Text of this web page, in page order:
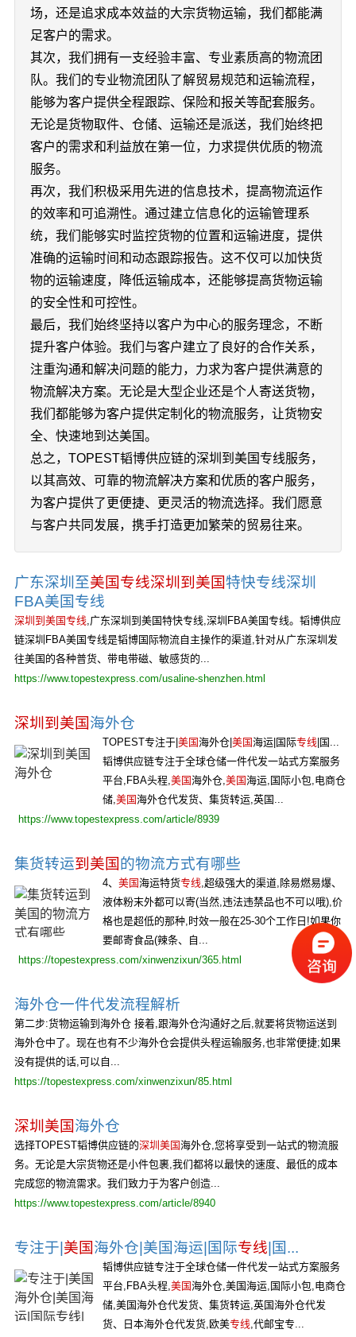
场，还是追求成本效益的大宗货物运输，我们都能满
足客户的需求。
其次，我们拥有一支经验丰富、专业素质高的物流团
队。我们的专业物流团队了解贸易规范和运输流程，
能够为客户提供全程跟踪、保险和报关等配套服务。
无论是货物取件、仓储、运输还是派送，我们始终把
客户的需求和利益放在第一位，力求提供优质的物流
服务。
再次，我们积极采用先进的信息技术，提高物流运作
的效率和可追溯性。通过建立信息化的运输管理系
统，我们能够实时监控货物的位置和运输进度，提供
准确的运输时间和动态跟踪报告。这不仅可以加快货
物的运输速度，降低运输成本，还能够提高货物运输
的安全性和可控性。
最后，我们始终坚持以客户为中心的服务理念，不断
提升客户体验。我们与客户建立了良好的合作关系，
注重沟通和解决问题的能力，力求为客户提供满意的
物流解决方案。无论是大型企业还是个人寄送货物，
我们都能够为客户提供定制化的物流服务，让货物安
全、快速地到达美国。
总之，TOPEST韬博供应链的深圳到美国专线服务，
以其高效、可靠的物流解决方案和优质的客户服务，
为客户提供了更便捷、更灵活的物流选择。我们愿意
与客户共同发展，携手打造更加繁荣的贸易往来。
广东深圳至美国专线深圳到美国特快专线深圳
FBA美国专线
深圳到美国专线,广东深圳到美国特快专线,深圳FBA美国专线。韬博供应
链深圳FBA美国专线是韬博国际物流自主操作的渠道,针对从广东深圳发
往美国的各种普货、带电带磁、敏感货的...
https://www.topestexpress.com/usaline-shenzhen.html
深圳到美国海外仓
TOPEST专注于| 美国海外仓| 美国海运|国际专线|国...
韬博供应链专注于全球仓储一件代发一站式方案服务
平台,FBA头程,美国海外仓,美国海运,国际小包,电商仓
储,美国海外仓代发货、集货转运,英国...
https://www.topestexpress.com/article/8939
集货转运到美国的物流方式有哪些
4、 美国海运特货专线,超级强大的渠道,除易燃易爆、
液体粉末外都可以寄(当然,违法违禁品也不可以哦),价
格也是超低的那种,时效一般在25-30个工作日!如果你
要邮寄食品(辣条、自...
https://topestexpress.com/xinwenzixun/365.html
海外仓一件代发流程解析
第二步:货物运输到海外仓 接着,跟海外仓沟通好之后,就要将货物运送到
海外仓中了。现在也有不少海外仓会提供头程运输服务,也非常便捷;如果
没有提供的话,可以自...
https://topestexpress.com/xinwenzixun/85.html
深圳美国海外仓
选择TOPEST韬博供应链的深圳美国海外仓,您将享受到一站式的物流服
务。无论是大宗货物还是小件包裹,我们都将以最快的速度、最低的成本
完成您的物流需求。我们致力于为客户创造...
https://www.topestexpress.com/article/8940
专注于| 美国海外仓|美国海运|国际专线 |国...
韬博供应链专注于全球仓储一件代发一站式方案服务
平台,FBA头程,美国海外仓,美国海运,国际小包,电商仓
储,美国海外仓代发货、集货转运,英国海外仓代发
货、日本海外仓代发货,欧美专线,代邮宝专...